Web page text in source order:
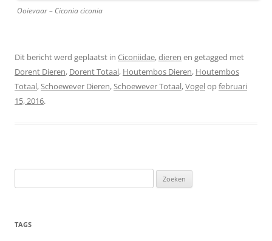
Ooievaar – Ciconia ciconia
Dit bericht werd geplaatst in Ciconiidae,dieren en getagged met
Dorent Dieren, Dorent Totaal, Houtembos Dieren, Houtembos
Totaal,Schoewever Dieren,Schoewever Totaal,Vogelopfebruari
15, 2016.
naar:
TAGS